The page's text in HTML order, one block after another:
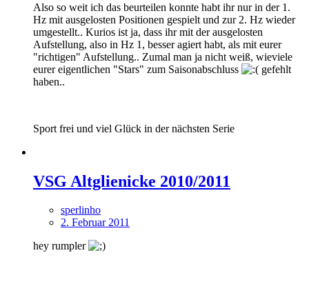
Also so weit ich das beurteilen konnte habt ihr nur in der 1.
Hz mit ausgelosten Positionen gespielt und zur 2. Hz wieder
umgestellt.. Kurios ist ja, dass ihr mit der ausgelosten
Aufstellung, also in Hz 1, besser agiert habt, als mit eurer
"richtigen" Aufstellung.. Zumal man ja nicht weiß, wieviele
eurer eigentlichen "Stars" zum Saisonabschluss
gefehlt
haben..
Sport frei und viel Glück in der nächsten Serie
VSG Altglienicke 2010/2011
sperlinho
2. Februar 2011
hey rumpler